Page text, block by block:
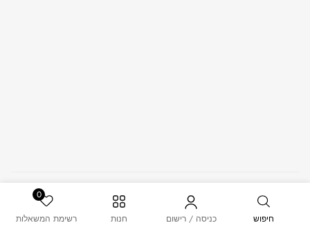
חיפוש כניסה / רישום חנות
0
רשימת המשאלות